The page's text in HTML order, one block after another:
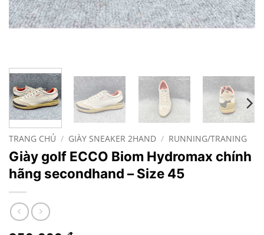
TRANG CHỦ / GIÀY SNEAKER 2HAND / RUNNING/TRANING
Giày golf ECCO Biom Hydromax chính
hãng secondhand – Size 45